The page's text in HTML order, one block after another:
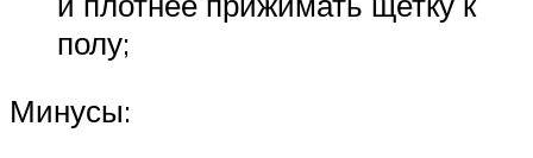
полу;
Минусы: